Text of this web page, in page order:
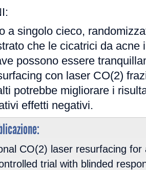
a singolo cieco,
che le cicatrici da acne
possono essere
con laser CO(2)
potrebbe migliorare i
effetti negativi.
CO(2) laser resurfacing for
trial with blinded